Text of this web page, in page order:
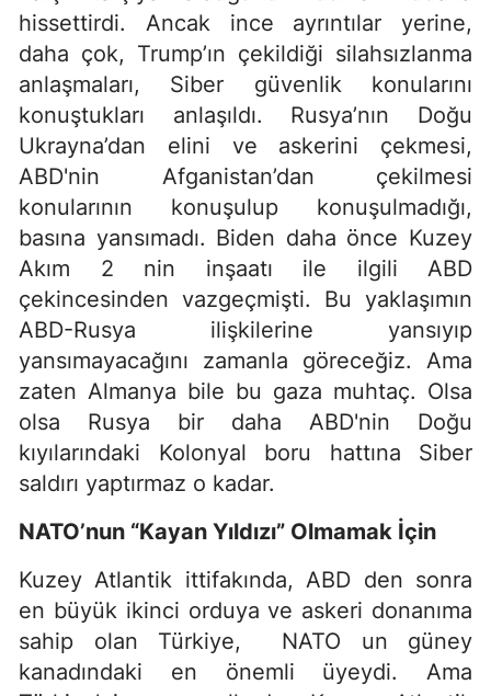
hissettirdi. Ancak ince ayrıntılar yerine,
daha çok, Trump’ın çekildiği silahsızlanma
anlaşmaları, Siber güvenlik konularını
konuştukları anlaşıldı. Rusya’nın Doğu
Ukrayna’dan elini ve askerini çekmesi,
ABD'nin Afganistan’dan çekilmesi
konularının konuşulup konuşulmadığı,
basına yansımadı. Biden daha önce Kuzey
Akım 2 nin inşaatı ile ilgili ABD
çekincesinden vazgeçmişti. Bu yaklaşımın
ABD-Rusya ilişkilerine yansıyıp
yansımayacağını zamanla göreceğiz. Ama
zaten Almanya bile bu gaza muhtaç. Olsa
olsa Rusya bir daha ABD'nin Doğu
kıyılarındaki Kolonyal boru hattına Siber
saldırı yaptırmaz o kadar.
NATO’nun “Kayan Yıldızı” Olmamak İçin
Kuzey Atlantik ittifakında, ABD den sonra
en büyük ikinci orduya ve askeri donanıma
sahip olan Türkiye, NATO un güney
kanadındaki en önemli üyeydi. Ama